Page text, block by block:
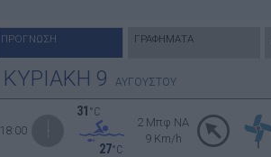
ΠΡΟΓΝΩΣΗ ΓΡΑΦΗΜΑΤΑ
ΚΥΡΙΑΚΗ 9 ΑΥΓΟΥΣΤΟΥ
18:00
31 °C
27°C
2 Μπφ NA
9 Km/h